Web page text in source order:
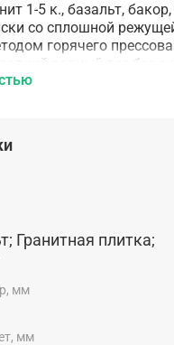
1-5 к., базальт,
со сплошной
горячего
ровный рез без
охлаждением.
Гранитная плитка;
мм
мм